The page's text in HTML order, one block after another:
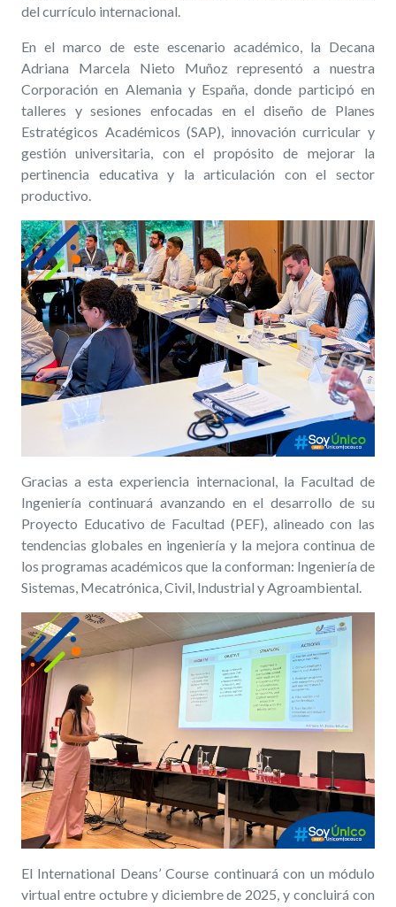
del currículo internacional.
En el marco de este escenario académico, la Decana
Adriana Marcela Nieto Muñoz representó a nuestra
Corporación en Alemania y España, donde participó en
talleres y sesiones enfocadas en el diseño de Planes
Estratégicos Académicos (SAP), innovación curricular y
gestión universitaria, con el propósito de mejorar la
pertinencia educativa y la articulación con el sector
productivo.
Gracias a esta experiencia internacional, la Facultad de
Ingeniería continuará avanzando en el desarrollo de su
Proyecto Educativo de Facultad (PEF), alineado con las
tendencias globales en ingeniería y la mejora continua de
los programas académicos que la conforman: Ingeniería de
Sistemas, Mecatrónica, Civil, Industrial y Agroambiental.
El International Deans’ Course continuará con un módulo
virtual entre octubre y diciembre de 2025, y concluirá con